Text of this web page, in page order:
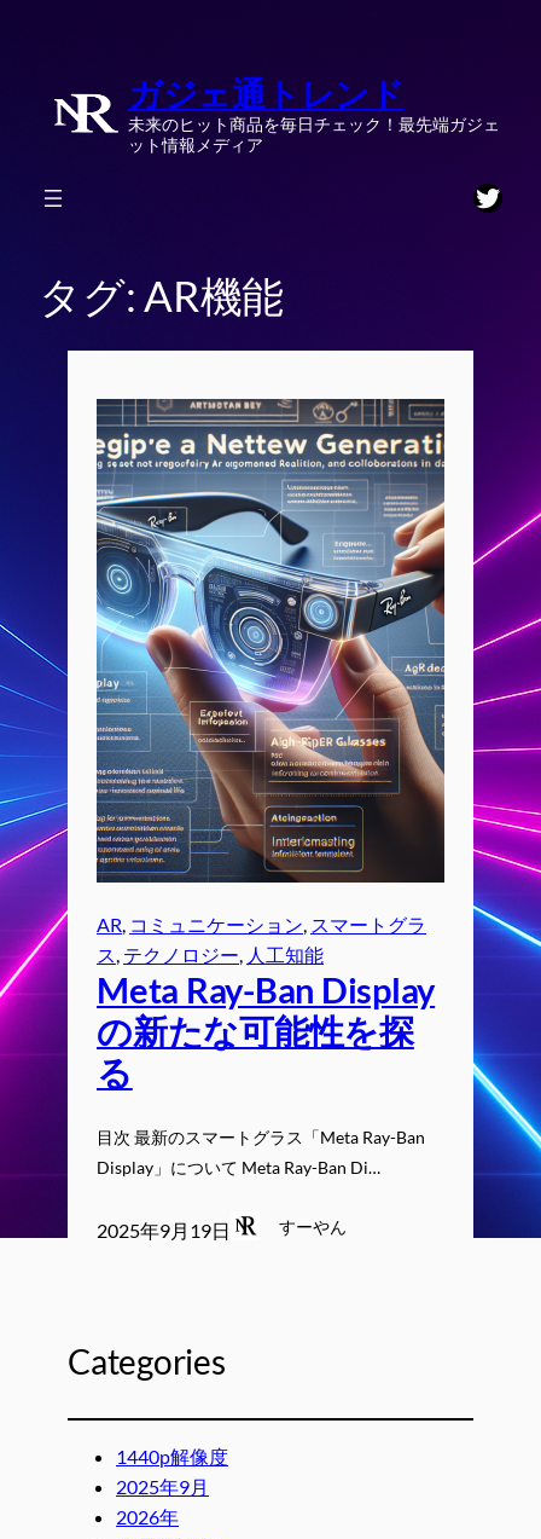
ガジェ通トレンド
未来のヒット商品を毎日チェック！最先端ガジェ
ット情報メディア
タグ:AR機能
AR, コミュニケーション, スマートグラ
ス, テクノロジー, 人工知能
Meta Ray-Ban Display
の新たな可能性を探
る
目次 最新のスマートグラス「Meta Ray-Ban
Display」について Meta Ray-Ban Di…
2025年9月19日 すーやん
Categories
1440p解像度
2025年9月
2026年